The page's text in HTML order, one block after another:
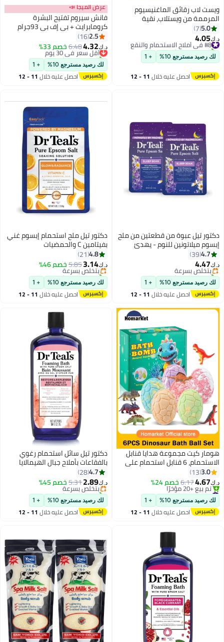
ويست لاب رقائق الماغنيسيوم
المرممة من ويستلاب، نقية
وطبيعية وخالية من الملوثات،
طريقة فعالة ومريحة للتخلص من
التوتر، نباتية 800 جرام
5.0
7
د.ك‏4.05
#8 في أملاح الاستحمام والنقع
تم بيع +40 مؤخرًا
#8 في أملاح الاستحمام والنقع
لك رصيد مسترجع 10% + 1
احصل عليه خلال 11 - 12
عرض الميجا 📣
فانش سيروم تفتيح البشرة
كرومابرايت + بي إف بي 93جرام
2.5
16
د.ك‏4.32
6.48خصم 33%أقل سعر في 30 يوم
تم بيع +20 مؤخرًا
أقل سعر في 30 يوم
لك رصيد مسترجع 10% + 1
احصل عليه خلال 11 - 12
دكتور تيل عبوة من قطعتين من ملح
إبسوم ميلاتونين للنوم - يهدئ
العقل ويخفف آلام العضلات لنوم
كجم × 2
4.7
39
د.ك‏4.47
#7 في أملاح الاستحمام والنقع
أقل سعر في 7 يوم
بتخلّص بسرعة
تم بيع +10 مؤخرًا
#7 في أملاح الاستحمام والنقع
لك رصيد مسترجع 10% + 1
احصل عليه خلال 11 - 12
دكتور تيل ملح استحمام إبسوم غني
بفيتامين C والحمضيات
1.36كيلوجرام4.8
21
د.ك‏3.14
5.85خصم 46%
#9 في أملاح الاستحمام والنقع
أقل سعر في 7 يوم
بتخلّص بسرعة
تم بيع +30 مؤخرًا
#9 في أملاح الاستحمام والنقع
لك رصيد مسترجع 10% + 1
احصل عليه خلال 11 - 12
هومار كيت مجموعة هدايا قنابل
الاستحمام، 6 قنابل استحمام على
شكل ديناصور للأطفال مع ألعاب
ديناصورات مفاجئة بالداخل، قنابل
استحمام فوارة طبيعية عضوية
مصنوعة يدويًا للأطفال، قنابل
استحمام فقاعية مثالية لأعياد
الميلاد وعيد الفصح للأولاد والبنات
3.0
13
د.ك‏4.67
6.17خصم 24%
#3 في قنابل الاستحمام
أقل سعر في 30 يوم
تم بيع +20 مؤخرًا
#3 في قنابل الاستحمام
لك رصيد مسترجع 10% + 1
احصل عليه خلال 11 - 12
دكتور تيل سائل استحمام رغوي
بالفقاعات بأملاح جبال الهيمالايا
1000ملليلتر
4.7
28
د.ك‏2.89
5.31خصم 45%
#2 في فقاعة الحمام
أقل سعر في 30 يوم
بتخلّص بسرعة
تم بيع +30 مؤخرًا
#2 في فقاعة الحمام
لك رصيد مسترجع 10% + 1
احصل عليه خلال 11 - 12